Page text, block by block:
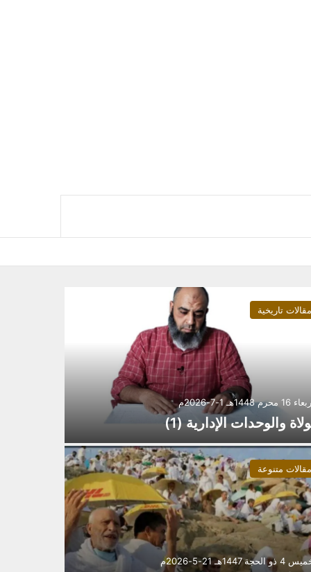
مقالات تاريخية
1448هـ 1-7-2026م
والوحدات الإدارية (1)
مقالات متنوعة
1447هـ 21-5-2026م